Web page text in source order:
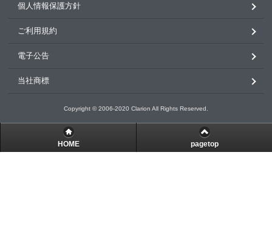
個人情報保護方針
ご利用規約
電子公告
当社商標
Copyright © 2006-2020 Clarion All Rights Reserved.
HOME pagetop